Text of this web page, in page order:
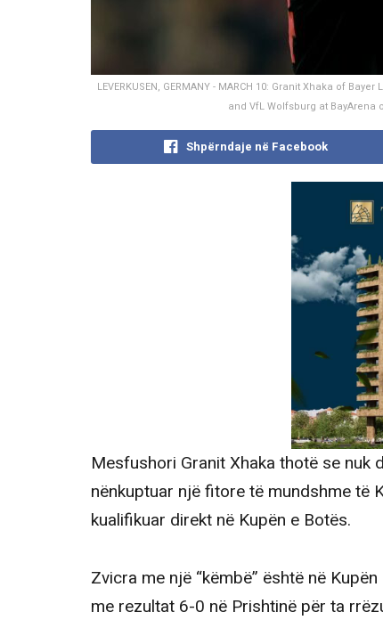
LEVERKUSEN, GERMANY - MARCH 10: Granit Xhaka of
and VfL Wolfsburg at BayArena
Shpërndaje në Facebook
Mesfushori Granit Xhaka thotë se nuk
nënkuptuar një fitore të mundshme të
kualifikuar direkt në Kupën e Botës.
Zvicra me një “këmbë” është në
me rezultat 6-0 në Prishtinë për ta